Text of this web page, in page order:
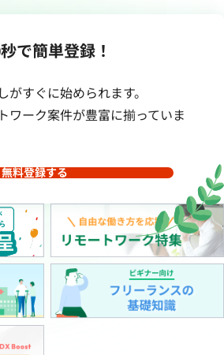
で簡単登録！
すぐに始められます。
ワーク案件が豊富に揃っていま
無料登録する